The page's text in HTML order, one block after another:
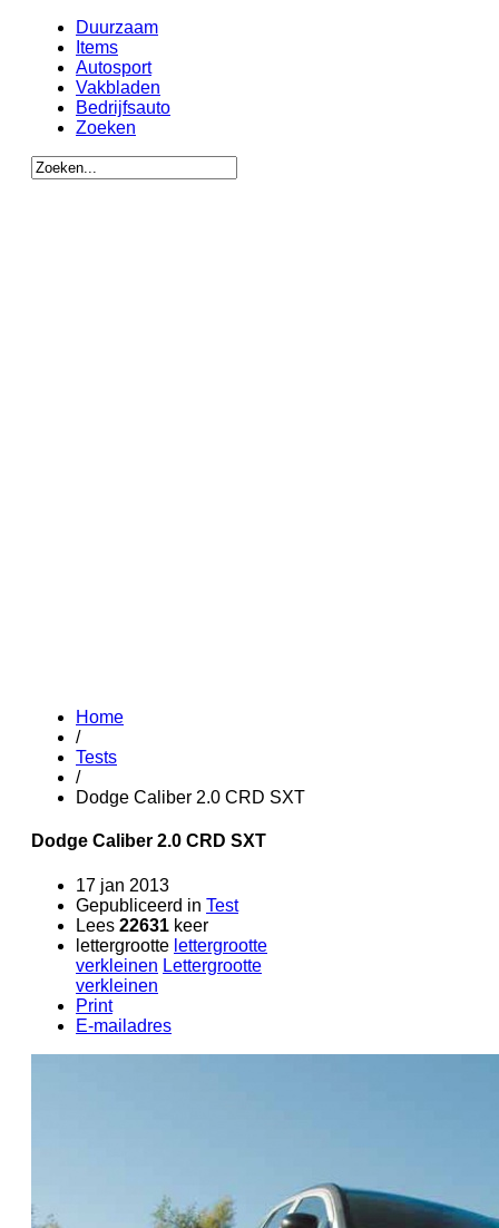
Duurzaam
Items
Autosport
Vakbladen
Bedrijfsauto
Zoeken
Home
/
Tests
/
Dodge Caliber 2.0 CRD SXT
Dodge Caliber 2.0 CRD SXT
17 jan 2013
Gepubliceerd in Test
Lees 22631 keer
lettergrootte lettergrootte
verkleinen Lettergrootte
verkleinen
Print
E-mailadres